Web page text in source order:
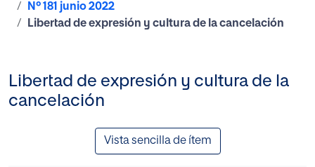
Nº 181 junio 2022
Libertad de expresión y cultura de la cancelación
Libertad de expresión y cultura de la
cancelación
Vista sencilla de ítem